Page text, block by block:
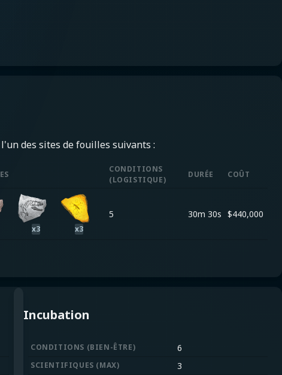
des sites de fouilles suivants :
CONDITIONS
(LOGISTIQUE)
DURÉE COÛT
x3 x3
5 30m 30s $440,000
Incubation
CONDITIONS (BIEN-ÊTRE) 6
SCIENTIFIQUES (MAX) 3